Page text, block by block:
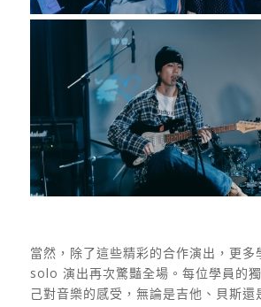
當然，除了這些精彩的合作演出，更多
solo 演出再次驚豔全場。每位學員的
己對音樂的感受，無論是吉他、貝斯還